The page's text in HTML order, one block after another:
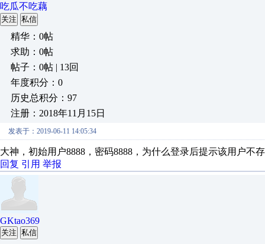
吃瓜不吃藕
关注 私信
精华：0帖
求助：0帖
帖子：0帖 | 13回
年度积分：0
历史总积分：97
注册：2018年11月15日
发表于：2019-06-11 14:05:34
大神，初始用户8888，密码8888，为什么登录后提示该用户不
回复 引用 举报
GKtao369
关注 私信